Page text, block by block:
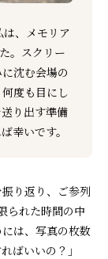
、メモリア
。スクリー
沈む会場の
度も目にし
り出す準備
幸いです。
り返り、ご参列
られた時間の中
は、写真の枚数
ばいいの？」